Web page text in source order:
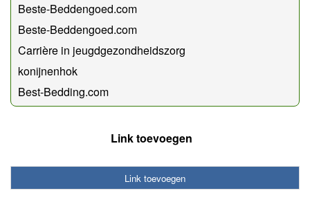
Beste-Beddengoed.com
Beste-Beddengoed.com
Carrière in jeugdgezondheidszorg
konijnenhok
Best-Bedding.com
Link toevoegen
Link toevoegen